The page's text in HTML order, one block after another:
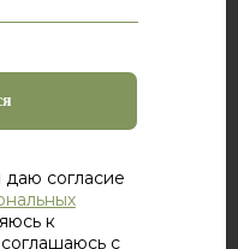
согласие
к
с